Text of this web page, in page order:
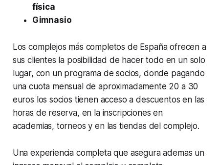
física
Gimnasio
Los complejos más completos de España ofrecen a
sus clientes la posibilidad de hacer todo en un solo
lugar, con un programa de socios, donde pagando
una cuota mensual de aproximadamente 20 a 30
euros los socios tienen acceso a descuentos en las
horas de reserva, en la inscripciones en
academias, torneos y en las tiendas del complejo.
Una experiencia completa que asegura ademas un